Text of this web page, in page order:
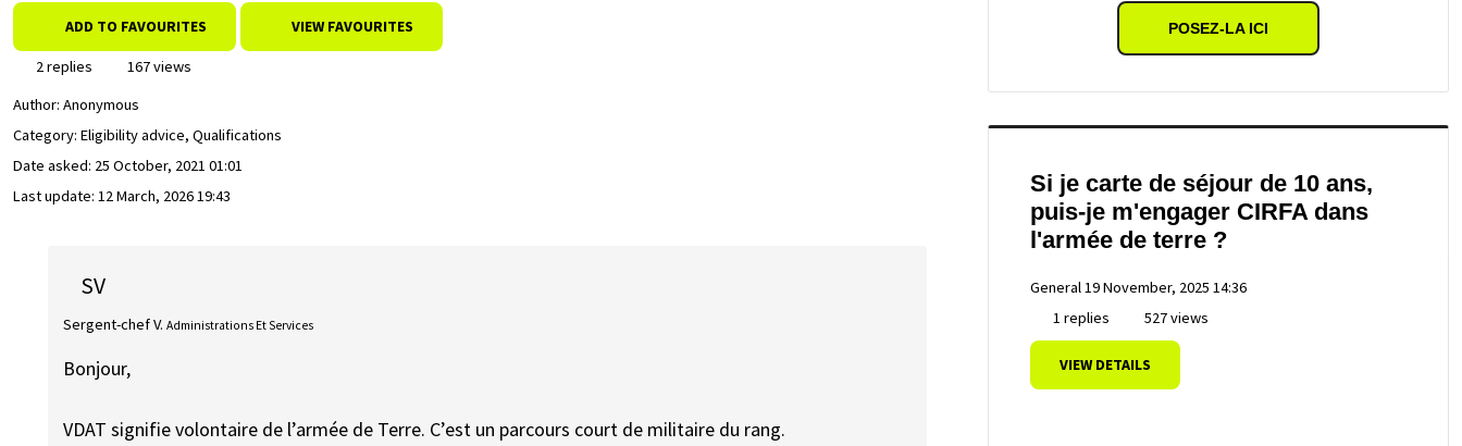
ADD TO FAVOURITES VIEW FAVOURITES
2 replies
167 views
Author: Anonymous
Category: Eligibility advice, Qualifications
Date asked: 25 October, 2021 01:01
Last update: 12 March, 2026 19:43
SV
Sergent-chef V. Administrations Et Services
Bonjour,
VDAT signifie volontaire de l’armée de Terre. C’est un parcours court de militaire du rang.
POSEZ-LA ICI
Si je carte de séjour de 10 ans,
puis-je m'engager CIRFA dans
l'armée de terre ?
General19 November, 2025 14:36
1 replies
527 views
VIEW DETAILS